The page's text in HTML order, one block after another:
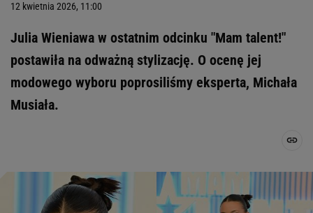
12 kwietnia 2026, 11:00
Julia Wieniawa w ostatnim odcinku "Mam talent!"
postawiła na odważną stylizację. O ocenę jej
modowego wyboru poprosiliśmy eksperta, Michała
Musiała.